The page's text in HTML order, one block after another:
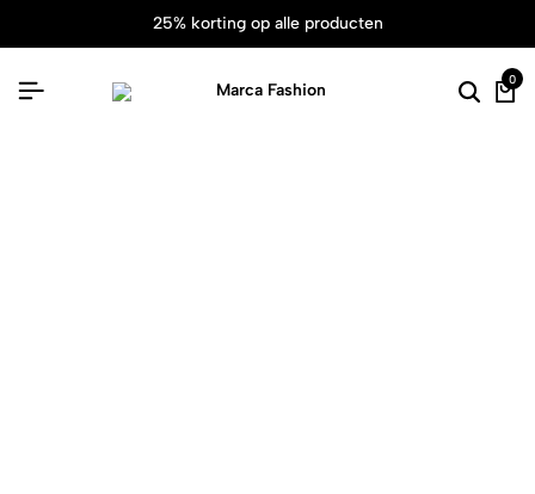
25% korting op alle producten
0